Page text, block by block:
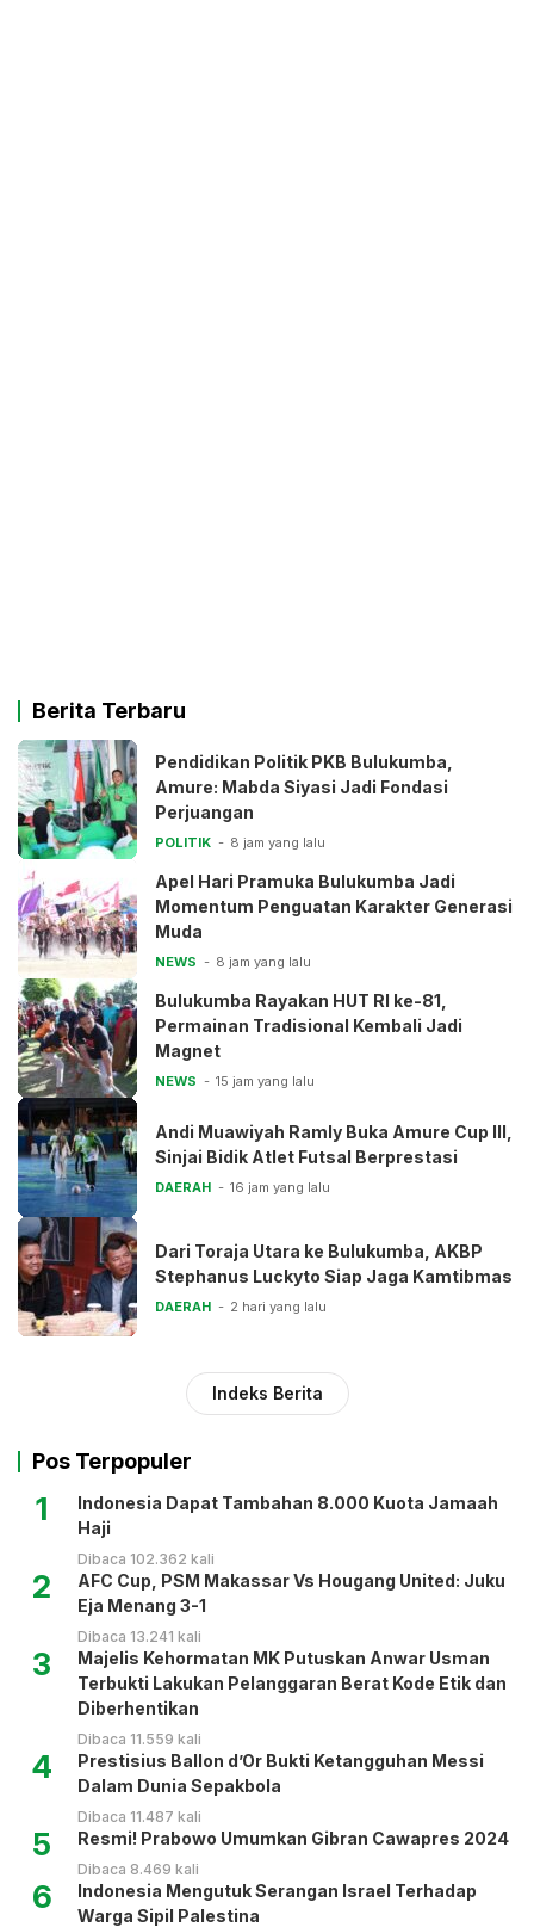
Berita Terbaru
Pendidikan Politik PKB Bulukumba,
Amure: Mabda Siyasi Jadi Fondasi
Perjuangan
POLITIK 8 jam yang lalu
Apel Hari Pramuka Bulukumba Jadi
Momentum Penguatan Karakter Generasi
Muda
NEWS 8 jam yang lalu
Bulukumba Rayakan HUT RI ke-81,
Permainan Tradisional Kembali Jadi
Magnet
NEWS 15 jam yang lalu
Andi Muawiyah Ramly Buka Amure Cup III,
Sinjai Bidik Atlet Futsal Berprestasi
DAERAH 16 jam yang lalu
Dari Toraja Utara ke Bulukumba, AKBP
Stephanus Luckyto Siap Jaga Kamtibmas
DAERAH 2 hari yang lalu
Indeks Berita
Pos Terpopuler
1
Indonesia Dapat Tambahan 8.000 Kuota Jamaah
Haji
Dibaca 102.362 kali
2
AFC Cup, PSM Makassar Vs Hougang United: Juku
Eja Menang 3-1
Dibaca 13.241 kali
3
Majelis Kehormatan MK Putuskan Anwar Usman
Terbukti Lakukan Pelanggaran Berat Kode Etik dan
Diberhentikan
Dibaca 11.559 kali
4
Prestisius Ballon d’Or Bukti Ketangguhan Messi
Dalam Dunia Sepakbola
Dibaca 11.487 kali
5 Resmi! Prabowo Umumkan Gibran Cawapres 2024
Dibaca 8.469 kali
6
Indonesia Mengutuk Serangan Israel Terhadap
Warga Sipil Palestina